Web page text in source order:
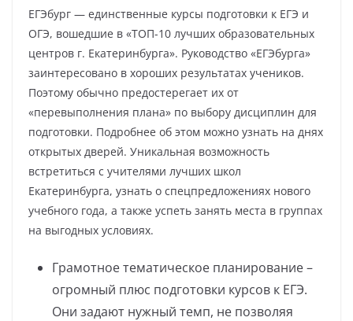
ЕГЭбург — единственные курсы подготовки к ЕГЭ и
ОГЭ, вошедшие в «ТОП-10 лучших образовательных
центров г. Екатеринбурга». Руководство «ЕГЭбурга»
заинтересовано в хороших результатах учеников.
Поэтому обычно предостерегает их от
«перевыполнения плана» по выбору дисциплин для
подготовки. Подробнее об этом можно узнать на днях
открытых дверей. Уникальная возможность
встретиться с учителями лучших школ
Екатеринбурга, узнать о спецпредложениях нового
учебного года, а также успеть занять места в группах
на выгодных условиях.
Грамотное тематическое планирование –
огромный плюс подготовки курсов к ЕГЭ.
Они задают нужный темп, не позволяя